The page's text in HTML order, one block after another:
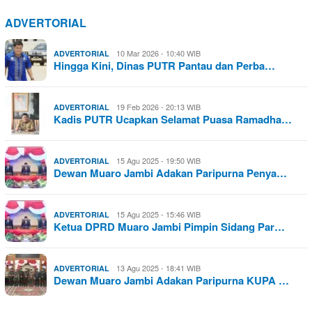
ADVERTORIAL
ADVERTORIAL 10 Mar 2026 - 10:40 WIB
Hingga Kini, Dinas PUTR Pantau dan Perba…
ADVERTORIAL 19 Feb 2026 - 20:13 WIB
Kadis PUTR Ucapkan Selamat Puasa Ramadha…
ADVERTORIAL 15 Agu 2025 - 19:50 WIB
Dewan Muaro Jambi Adakan Paripurna Penya…
ADVERTORIAL 15 Agu 2025 - 15:46 WIB
Ketua DPRD Muaro Jambi Pimpin Sidang Par…
ADVERTORIAL 13 Agu 2025 - 18:41 WIB
Dewan Muaro Jambi Adakan Paripurna KUPA …